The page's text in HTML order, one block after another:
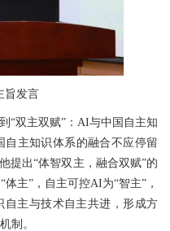
旨发言
“双主双赋”：AI与中国自主知
主知识体系的融合不应停留
提出“体智双主，融合双赋”的
主”，自主可控AI为“智主”，
主与技术自主共进，形成方
制。